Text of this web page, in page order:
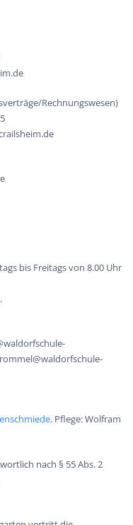
Rechnungswesen)
bis Freitags von 8.00 Uhr
. Pflege: Wolfram
nach § 55 Abs. 2